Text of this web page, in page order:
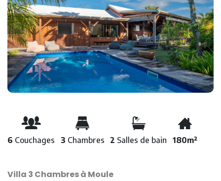
6 Couchages 3 Chambres 2 Salles de bain 180m²
Villa 3 Chambres à Moule